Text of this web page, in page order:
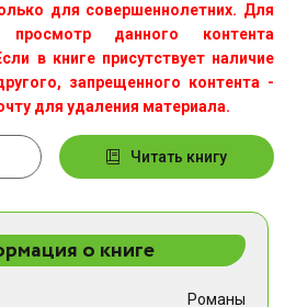
для совершеннолетних. Для
просмотр данного контента
в книге присутствует наличие
запрещенного контента -
для удаления материала.
Читать книгу
о книге
Романы